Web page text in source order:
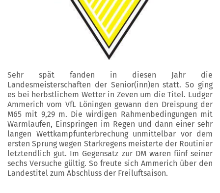
Sehr spät fanden in diesen Jahr die
Landesmeisterschaften der Senior(inn)en statt. So ging
es bei herbstlichem Wetter in Zeven um die Titel. Ludger
Ammerich vom VfL Löningen gewann den Dreispung der
M65 mit 9,29 m. Die wirdigen Rahmenbedingungen mit
Warmlaufen, Einspringen im Regen und dann einer sehr
langen Wettkampfunterbrechung unmittelbar vor dem
ersten Sprung wegen Starkregens meisterte der Routinier
letztendlich gut. Im Gegensatz zur DM waren fünf seiner
sechs Versuche gültig. So freute sich Ammerich über den
Landestitel zum Abschluss der Freiluftsaison.